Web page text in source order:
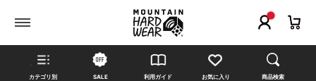
カテゴリ別 SALE 利用ガイド お気に入り 商品検索